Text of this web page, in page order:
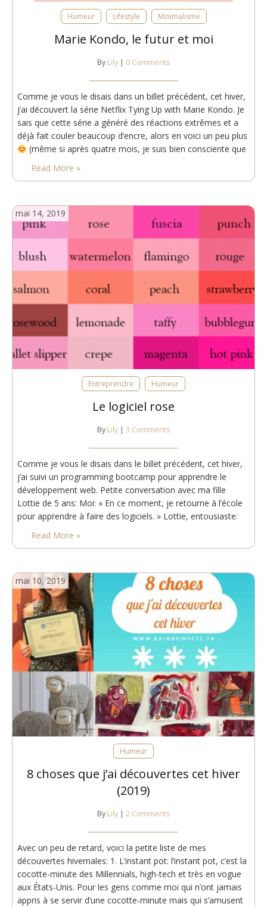
Humeur Lifestyle Minimalisme
Marie Kondo, le futur et moi
By Lily | 0 Comments
Comme je vous le disais dans un billet précédent, cet hiver,
j’ai découvert la série Netflix Tying Up with Marie Kondo. Je
sais que cette série a généré des réactions extrêmes et a
déjà fait couler beaucoup d’encre, alors en voici un peu plus
(même si après quatre mois, je suis bien consciente que
la plupart des gens sont déjà…
Read More »
mai 14, 2019
Entreprendre Humeur
Le logiciel rose
By Lily | 3 Comments
Comme je vous le disais dans le billet précédent, cet hiver,
j’ai suivi un programming bootcamp pour apprendre le
développement web. Petite conversation avec ma fille
Lottie de 5 ans: Moi: « En ce moment, je retourne à l’école
pour apprendre à faire des logiciels. » Lottie, entousiaste:
« Est-ce que tu pourrais en faire un rose???!!! » Et donc voilà
Read More »
mai 10, 2019
Humeur
8 choses que j’ai découvertes cet hiver
(2019)
By Lily | 2 Comments
Avec un peu de retard, voici la petite liste de mes
découvertes hivernales: 1. L’instant pot: l’instant pot, c’est la
cocotte-minute des Millennials, high-tech et très en vogue
aux États-Unis. Pour les gens comme moi qui n’ont jamais
appris à se servir d’une cocotte-minute mais qui s’amusent